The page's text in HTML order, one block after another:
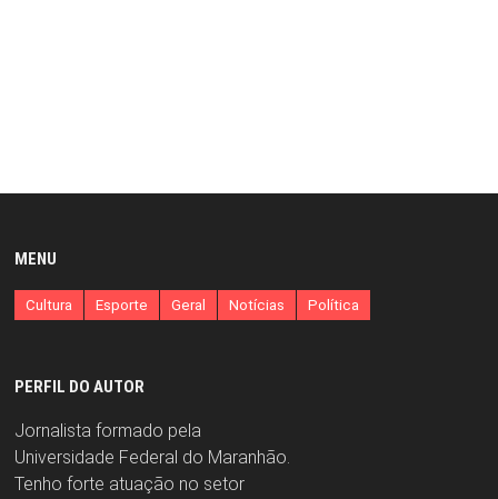
MENU
Cultura Esporte Geral Notícias Política
PERFIL DO AUTOR
Jornalista formado pela
Universidade Federal do Maranhão.
Tenho forte atuação no setor